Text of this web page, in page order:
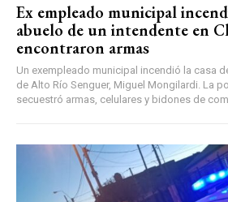
Ex empleado municipal
abuelo de un intendente en
encontraron armas
Un exempleado municipal incendió la casa
de Alto Río Senguer, Miguel Mongilardi. La
secuestró armas, celulares y bidones de